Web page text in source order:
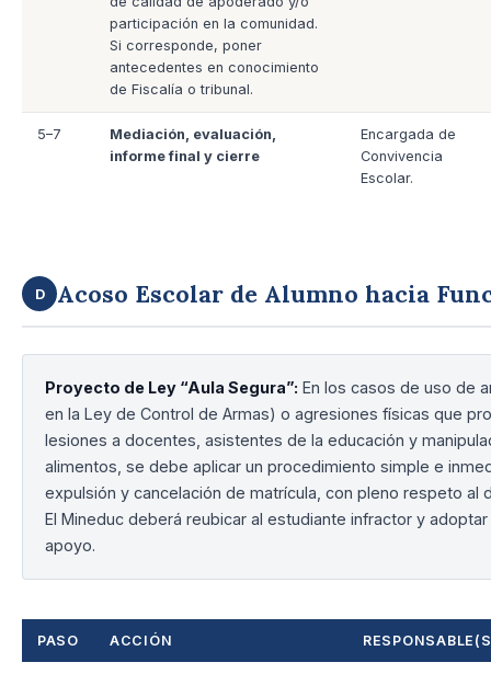
participación en la comunidad.
Si corresponde, poner
antecedentes en conocimiento
de Fiscalía o tribunal.
5–7
Mediación, evaluación,
informe final y cierre
Encargada de
Convivencia
Escolar.
D Acoso Escolar de Alumno hacia
Proyecto de Ley “Aula Segura”: En los casos de uso de
en la Ley de Control de Armas) o agresiones físicas que
lesiones a docentes, asistentes de la educación y
alimentos, se debe aplicar un procedimiento simple e
expulsión y cancelación de matrícula, con pleno respeto al
El Mineduc deberá reubicar al estudiante infractor y
apoyo.
PASO ACCIÓN